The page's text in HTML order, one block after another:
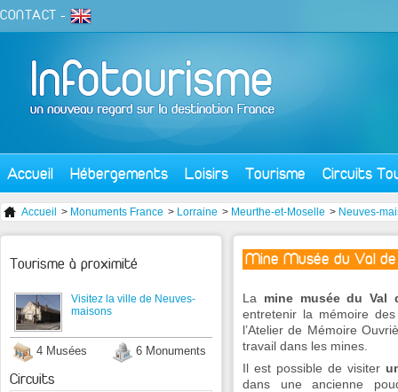
CONTACT -
Accueil Hébergements Loisirs Tourisme Circuits
Accueil > Monuments France > Lorraine > Meurthe-et-Moselle > Neuves-
Mine Musée du Val
La mine musée du Val
entretenir la mémoire
l’Atelier de Mémoire
travail dans les mines.
Il est possible de visiter
dans une ancienne
Tourisme à proximité
Visitez la ville de Neuves-
maisons
4 Musées 6 Monuments
Circuits